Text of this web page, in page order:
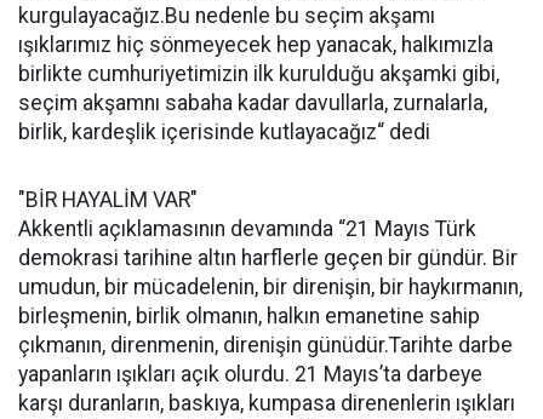
kurgulayacağız.Bu nedenle bu seçim akşamı
ışıklarımız hiç sönmeyecek hep yanacak, halkımızla
birlikte cumhuriyetimizin ilk kurulduğu akşamki gibi,
seçim akşamnı sabaha kadar davullarla, zurnalarla,
birlik, kardeşlik içerisinde kutlayacağız“ dedi
"BİR HAYALİM VAR"
Akkentli açıklamasının devamında “21 Mayıs Türk
demokrasi tarihine altın harflerle geçen bir gündür. Bir
umudun, bir mücadelenin, bir direnişin, bir haykırmanın,
birleşmenin, birlik olmanın, halkın emanetine sahip
çıkmanın, direnmenin, direnişin günüdür.Tarihte darbe
yapanların ışıkları açık olurdu. 21 Mayıs’ta darbeye
karşı duranların, baskıya, kumpasa direnenlerin ışıkları